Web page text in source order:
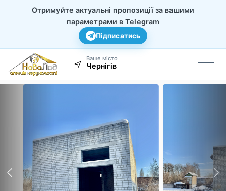
Отримуйте актуальні пропозиції за вашими
параметрами в Telegram
Підписатись
Ваше місто
Чернігів